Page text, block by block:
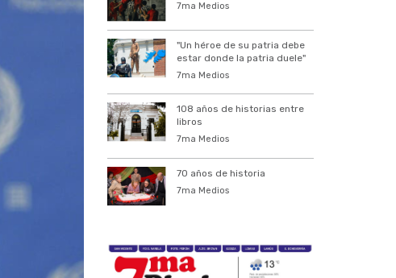
7ma Medios
"Un héroe de su patria debe
estar donde la patria duele"
7ma Medios
108 años de historias entre
libros
7ma Medios
70 años de historia
7ma Medios